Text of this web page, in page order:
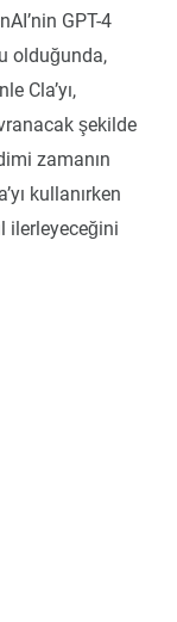
GPT-4
olduğunda,
Cla’yı,
şekilde
zamanın
kullanırken
ilerleyeceğini